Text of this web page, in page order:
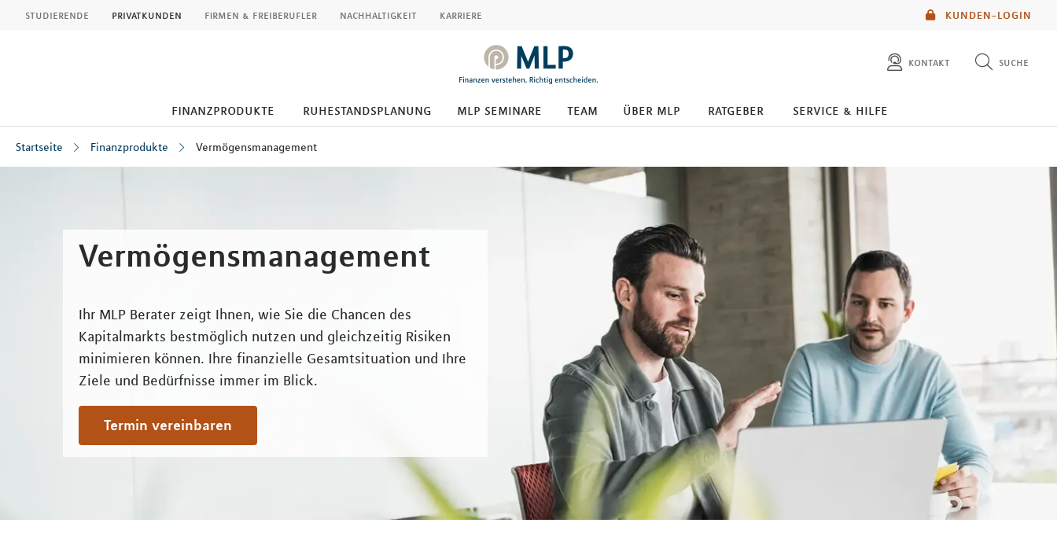
KUNDEN-LOGIN
studierende privatkunden firmen & freiberufler nachhaltigkeit karriere
kontakt suche
diese website durchsuchen
finanzprodukte ruhestandsplanung mlp seminare team über mlp ratgeber service & hilfe
Startseite Finanzprodukte Vermögensmanagement
Vermögensmanagement
Ihr MLP Berater zeigt Ihnen, wie Sie die Chancen des
Kapitalmarkts bestmöglich nutzen und gleichzeitig Risiken
minimieren können. Ihre finanzielle Gesamtsituation und Ihre
Ziele und Bedürfnisse immer im Blick.
Termin vereinbaren